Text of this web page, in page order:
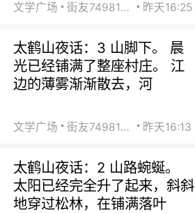
文学广场 街友74981146 昨天16:25
太鹤山夜话：3 山脚下。 晨
光已经铺满了整座村庄。 江
边的薄雾渐渐散去，河
文学广场 街友74981146 昨天16:13
太鹤山夜话：2 山路蜿蜒。
太阳已经完全升了起来，斜斜
地穿过松林，在铺满落叶